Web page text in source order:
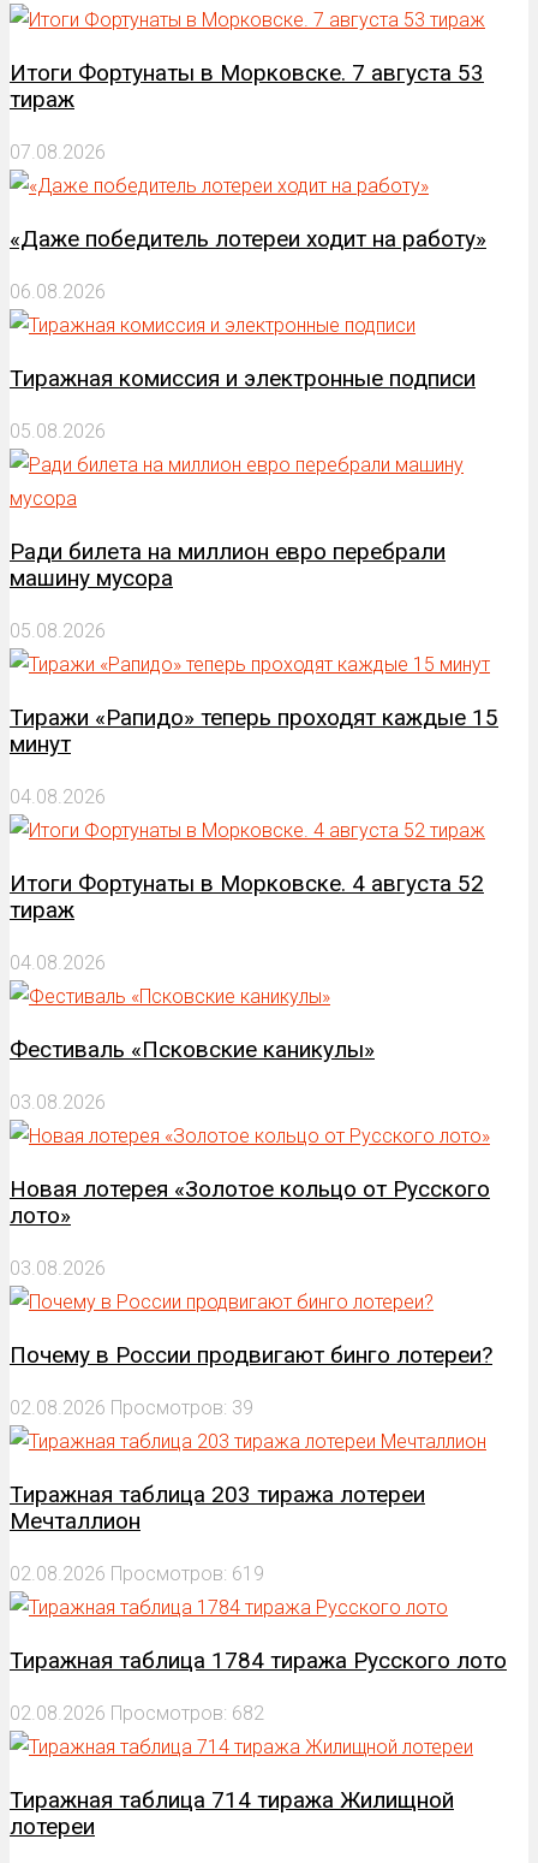
Итоги Фортунаты в Морковске. 7 августа 53
тираж
07.08.2026
«Даже победитель лотереи ходит на работу»
06.08.2026
Тиражная комиссия и электронные подписи
05.08.2026
Ради билета на миллион евро перебрали
машину мусора
05.08.2026
Тиражи «Рапидо» теперь проходят каждые 15
минут
04.08.2026
Итоги Фортунаты в Морковске. 4 августа 52
тираж
04.08.2026
Фестиваль «Псковские каникулы»
03.08.2026
Новая лотерея «Золотое кольцо от Русского
лото»
03.08.2026
Почему в России продвигают бинго лотереи?
02.08.2026 Просмотров: 39
Тиражная таблица 203 тиража лотереи
Мечталлион
02.08.2026 Просмотров: 619
Тиражная таблица 1784 тиража Русского лото
02.08.2026 Просмотров: 682
Тиражная таблица 714 тиража Жилищной
лотереи